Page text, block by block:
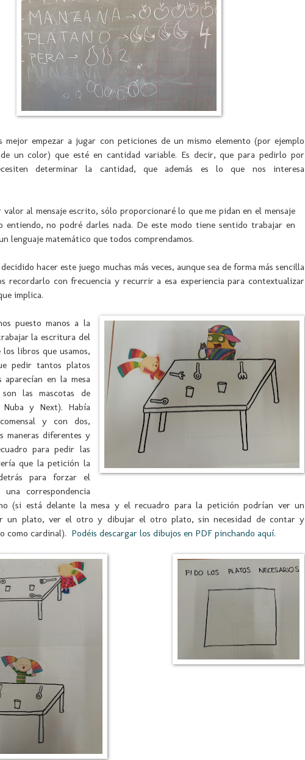
mejor empezar a jugar con peticiones de un mismo elemento (por ejemplo
un color) que esté en cantidad variable. Es decir, que para pedirlo por
determinar la cantidad, que además es lo que nos interesa
valor al mensaje escrito, sólo proporcionaré lo que me pidan en el mensaje
no podré darles nada. De este modo tiene sentido trabajar en
lenguaje matemático que todos comprendamos.
hacer este juego muchas más veces, aunque sea de forma más sencilla
recordarlo con frecuencia y recurrir a esa experiencia para contextualizar
implica.
puesto manos a la
la escritura del
libros que usamos,
pedir tantos platos
aparecían en la mesa
son las mascotas de
y Next). Había
y con dos,
maneras diferentes y
para pedir las
que la petición la
para forzar el
correspondencia
(si está delante la mesa y el recuadro para la petición podrían ver un
un plato, ver el otro y dibujar el otro plato, sin necesidad de contar y
como cardinal). Podéis descargar los dibujos en PDF pinchando aquí.